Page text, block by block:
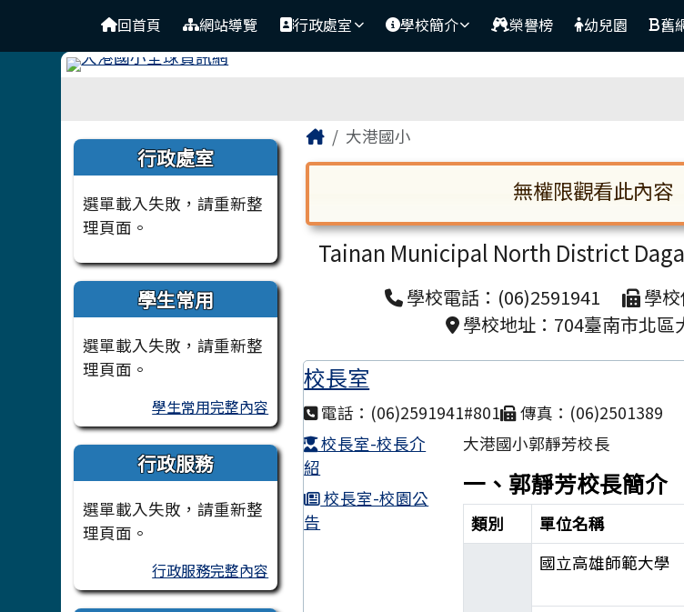
臺南市北區大港國民小學
回首頁 網站導覽 行政處室 學校簡介 榮譽榜 幼兒園 舊
左邊區域內容
行政處室
選單載入失敗，請重新整
理頁面。
學生常用
選單載入失敗，請重新整
理頁面。
學生常用完整內容
行政服務
選單載入失敗，請重新整
理頁面。
行政服務完整內容
主內容區域
Home大港國小
臺南市北區大港國
Tainan Municipal North District
學校電話：(06)2591941
學
學校地址：704臺南市北區
校長室
電話：(06)2591941#801
傳真：(06)2501389
校長室-校長介
紹
校長室-校園公
告
大港國小郭靜芳校長
一、郭靜芳校長簡介
類別 單位名稱
國立高雄師範大學
頁尾區域
無權限觀看此內容
對話框已開啟。請使用 Tab 鍵在選項間